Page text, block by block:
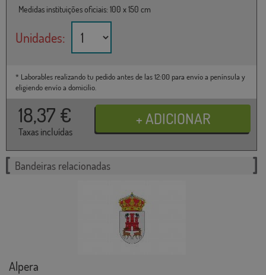
Medidas instituições oficiais: 100 x 150 cm
Unidades:
* Laborables realizando tu pedido antes de las 12:00 para envío a península y
eligiendo envío a domicilio.
18,37 €
Taxas incluídas
Bandeiras relacionadas
Alpera